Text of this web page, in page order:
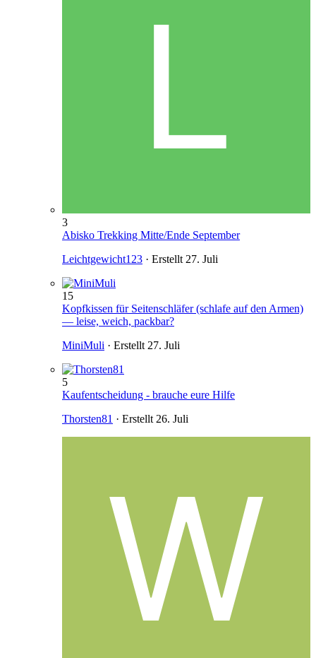
3
Abisko Trekking Mitte/Ende September
Leichtgewicht123 · Erstellt 27. Juli
15
Kopfkissen für Seitenschläfer (schlafe auf den Armen)
— leise, weich, packbar?
MiniMuli · Erstellt 27. Juli
5
Kaufentscheidung - brauche eure Hilfe
Thorsten81 · Erstellt 26. Juli